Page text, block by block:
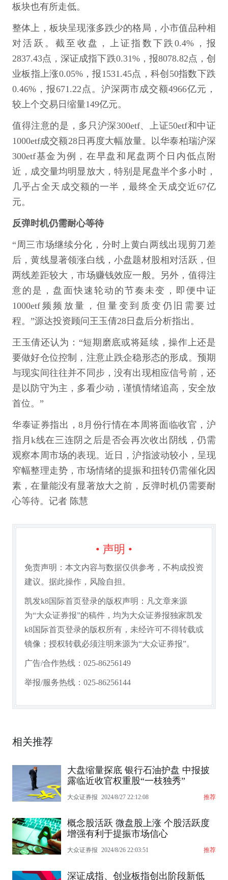
板块也有所走低。
整体上，板块呈现涨多跌少的格局，小市值品种相
对活跃。截至收盘，上证指数下跌0.4%，报
2837.43点，深证成指下跌0.31%，报8078.82点，创
业板指上涨0.05%，报1531.45点，科创50指数下跌
0.46%，报671.22点。沪深两市成交额4966亿元，
较上个交易日缩量149亿元。
值得注意的是，多只沪深300etf、上证50etf和中证
1000etf成交额28日再度大幅放量。以华泰柏瑞沪深
300etf基金为例，在早盘和尾盘两个日内低点附
近，成交量均明显放大，特别是尾盘半个多小时，
几乎占全天成交额的一半，最终全天成交近67亿
元。
反弹时机仍需耐心等待
“周三市场继续分化，分时上黄白两线出现剪刀差
后，黄线显著领涨白线，小盘题材股相对活跃，但
两线差距较大，市场赚钱效应一般。另外，值得注
意的是，盘面快速轮动的节奏未变，即便中证
1000etf频频放量，但量变到质变仍旧需要过
程。”源达投资顾问王玉倩28日盘后分析指出。
王玉倩还认为：“短期磨底或将延续，操作上还是
要做好仓位控制，注意止跌企稳形态的形成。预期
与现实间往往并不同步，没有出现相应信号前，还
是以防守为主，多看少动，谨慎情绪追高，安全放
首位。”
华泰证券指出，8月份行情在本周将面临收官，沪
指月k线在三连阴之后是否会再次收出阴线，仍需
观察本周市场的表现。近日，沪指波动较小，呈现
窄幅整理走势，市场情绪的提振和扭转仍需催化因
素，在量能没有显著放大之前，反弹时机仍需要耐
心等待。记者 陈慧
• 声明 •
免责声明：本文内容与数据仅供参考，不构成投资
建议。据此操作，风险自担。
凯发k8国际首页登录的版权声明：凡文章来源
为“大众证券报”的稿件，均为大众证券报独家凯发
k8国际首页登录的版权所有，未经许可不得转载或
镜像；授权转载必须注明来源为“大众证券报”。
广告/合作热线：025-86256149
举报/服务热线：025-86256144
相关推荐
大盘缩量探底 银行石油护盘 中报披
露临近收官权重股“一枝独秀”
大众证券报 2024/8/27 22:12:08 推荐
概念股活跃 微盘股上涨 个股活跃度
增强有利于提振市场信心
大众证券报 2024/8/26 22:03:51 推荐
深证成指、创业板指创出阶段新低